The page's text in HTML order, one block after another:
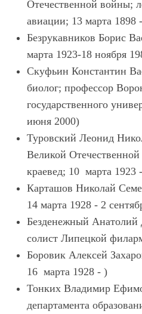
Отечественной войны;
авиации; 13 марта 1898
Безрукавников Борис
марта 1923-18 ноября
Скуфьин Константин
биолог; профессор
государственного
июня 2000)
Туровский Леонид
Великой
краевед; 10 марта 1923
Карташов Николай
14 марта 1928 - 2
Безденежный Анатолий
солист Липецкой
Боровик Алексей
16 марта 1928 - )
Тонких Владимир
департамента